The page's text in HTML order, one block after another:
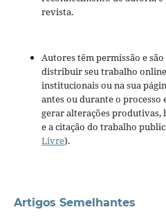
revista.
Autores têm permissão e
distribuir seu trabalho
institucionais ou na sua
antes ou durante o
gerar alterações produtivas,
e a citação do trabalho
Livre).
Artigos Semelhantes